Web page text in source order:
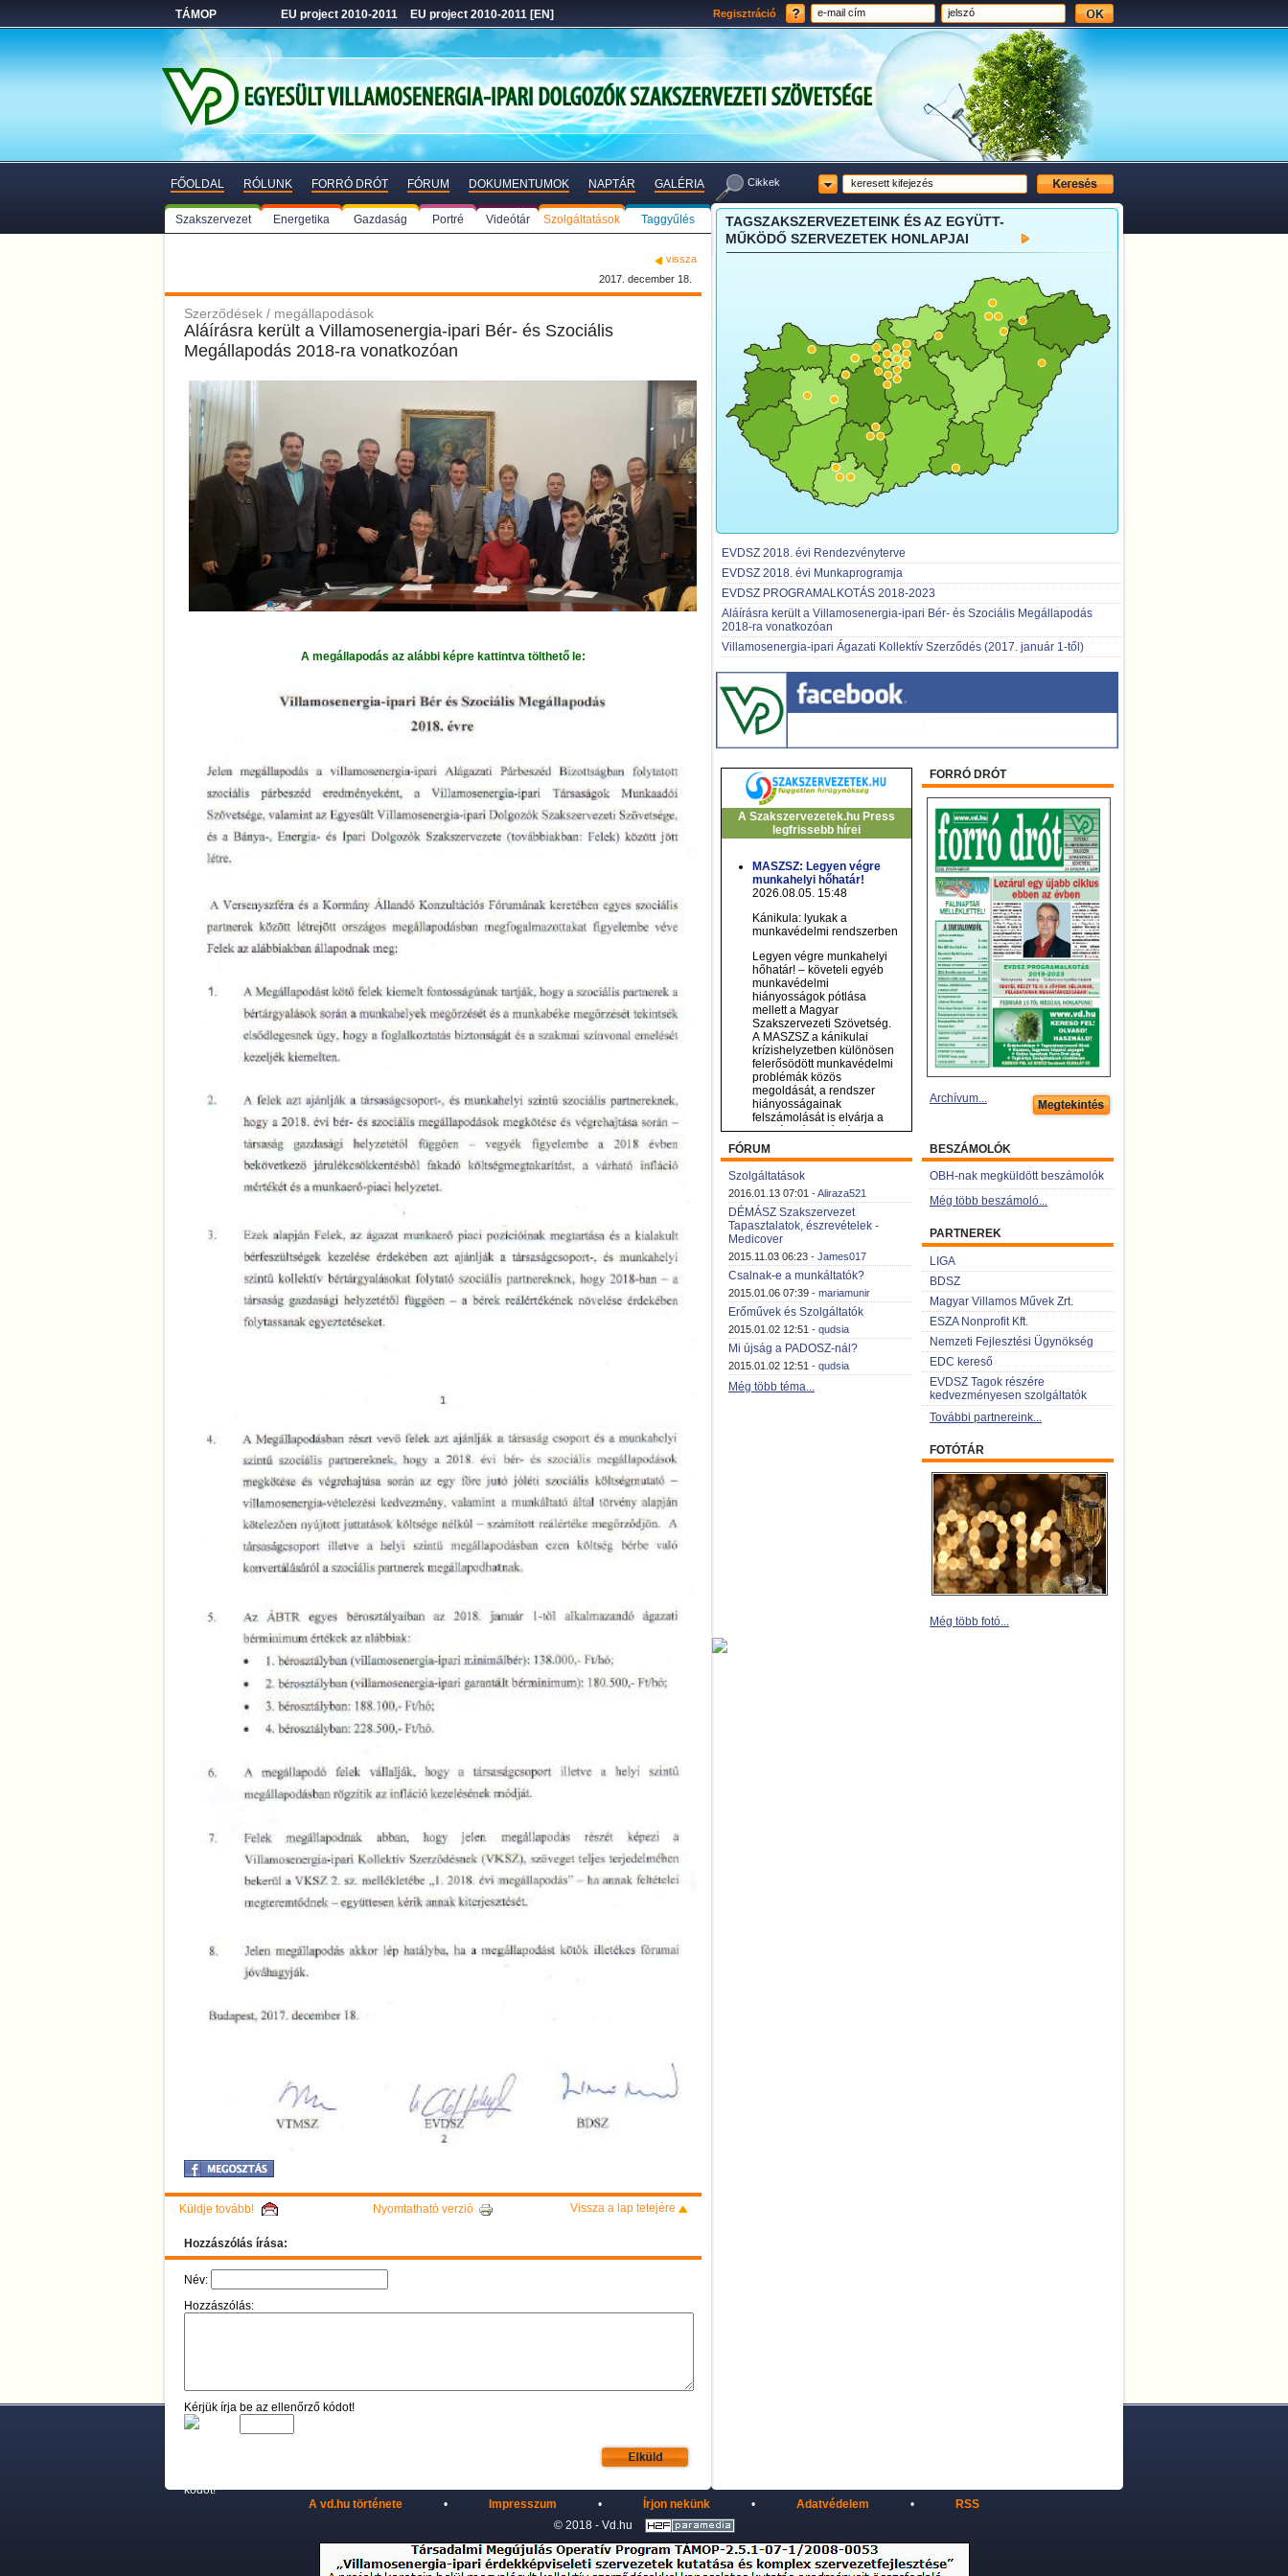
TÁMOP EU project 2010-2011 EU project 2010-2011 [EN] Regisztráció
FŐOLDAL RÓLUNK FORRÓ DRÓT FÓRUM DOKUMENTUMOK NAPTÁR GALÉRIA Cikkek
Szakszervezet Energetika Gazdaság Portré Videótár Szolgáltatások Taggyűlés
vissza
2017. december 18.
Szerződések / megállapodások
Aláírásra került a Villamosenergia-ipari Bér- és Szociális
Megállapodás 2018-ra vonatkozóan
A megállapodás az alábbi képre kattintva tölthető le:
Küldje tovább! Nyomtatható verzió Vissza a lap tetejére
Hozzászólás írása:
Név:
Hozzászólás:
Kérjük írja be az ellenőrző kódot!
TAGSZAKSZERVEZETEINK ÉS AZ EGYÜTT-
MŰKÖDŐ SZERVEZETEK HONLAPJAI
EVDSZ 2018. évi Rendezvényterve
EVDSZ 2018. évi Munkaprogramja
EVDSZ PROGRAMALKOTÁS 2018-2023
Aláírásra került a Villamosenergia-ipari Bér- és Szociális Megállapodás
2018-ra vonatkozóan
Villamosenergia-ipari Ágazati Kollektív Szerződés (2017. január 1-től)
A Szakszervezetek.hu Press
legfrissebb hírei
FORRÓ DRÓT
Archívum...
FÓRUM
Szolgáltatások
2016.01.13 07:01 - Aliraza521
DÉMÁSZ Szakszervezet
Tapasztalatok, észrevételek -
Medicover
2015.11.03 06:23 - James017
Csalnak-e a munkáltatók?
2015.01.06 07:39 - mariamunir
Erőművek és Szolgáltatók
2015.01.02 12:51 - qudsia
Mi újság a PADOSZ-nál?
2015.01.02 12:51 - qudsia
Még több téma...
BESZÁMOLÓK
OBH-nak megküldött beszámolók
Még több beszámoló...
PARTNEREK
LIGA
BDSZ
Magyar Villamos Művek Zrt.
ESZA Nonprofit Kft.
Nemzeti Fejlesztési Ügynökség
EDC kereső
EVDSZ Tagok részére
kedvezményesen szolgáltatók
További partnereink...
FOTÓTÁR
Még több fotó...
A vd.hu története • Impresszum • Írjon nekünk • Adatvédelem •
RSS
© 2018 - Vd.hu